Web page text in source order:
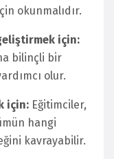
okunmalıdır.
için:
bilinçli bir
olur.
için: Eğitimciler,
hangi
kavrayabilir.